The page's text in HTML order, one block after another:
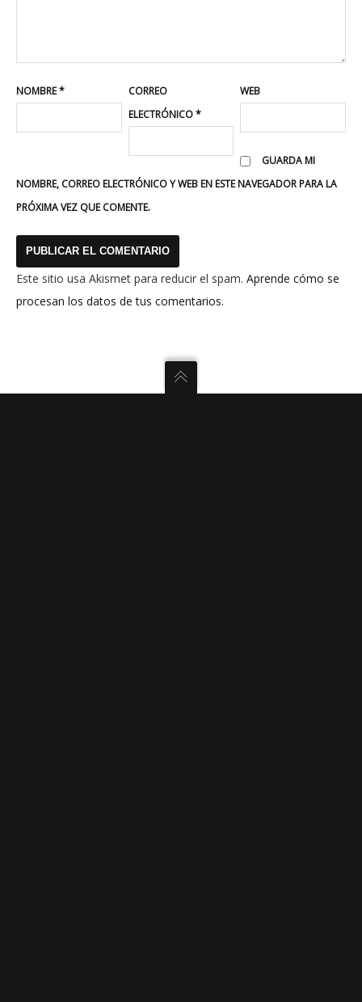
NOMBRE*
CORREO
ELECTRÓNICO*
WEB
GUARDA MI
NOMBRE, CORREO ELECTRÓNICO Y WEB EN ESTE NAVEGADOR PARA LA
PRÓXIMA VEZ QUE COMENTE.
Este sitio usa Akismet para reducir el spam. Aprende cómo se
procesan los datos de tus comentarios.